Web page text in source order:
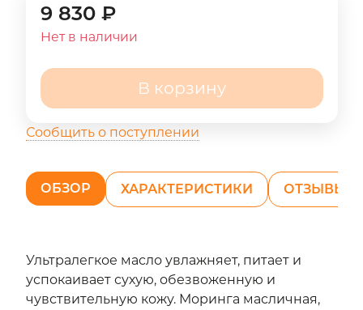
9 830 ₽
Нет в наличии
В корзину
Сообщить о поступлении
ОБЗОР ХАРАКТЕРИСТИКИ ОТЗЫВЫ
Ультралегкое масло увлажняет, питает и
успокаивает сухую, обезвоженную и
чувствительную кожу. Моринга масличная,